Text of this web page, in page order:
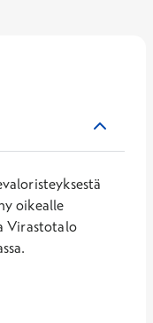
oikealle
Virastotalo